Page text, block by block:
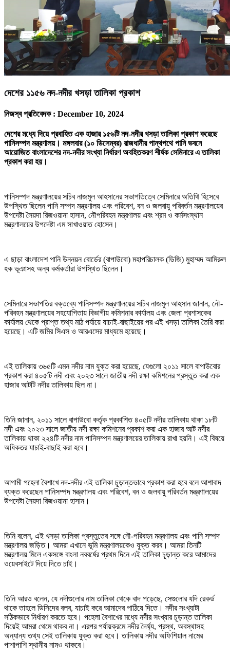
দেশের ১১৫৬ নদ-নদীর খসড়া তালিকা প্রকাশ
নিজস্ব প্রতিবেদক : December 10, 2024
দেশের মধ্যে দিয়ে প্রবাহিত এক হাজার ১৫৬টি নদ-নদীর খসড়া তালিকা প্রকাশ করেছে
পানিসম্পদ মন্ত্রণালয়। মঙ্গলবার (১০ ডিসেম্বর) রাজধানীর পান্থপথে পানি ভবনে
আয়োজিত বাংলাদেশের নদ-নদীর সংখ্যা নির্ধারণ অবহিতকরণ শীর্ষক সেমিনারে এ তালিকা
প্রকাশ করা হয়।
পানিসম্পদ মন্ত্রণালয়ের সচিব নাজমুল আহসানের সভাপতিত্বে সেমিনারে অতিথি হিসেবে
উপস্থিত ছিলেন পানি সম্পদ মন্ত্রণালয় এবং পরিবেশ, বন ও জলবায়ু পরিবর্তন মন্ত্রণালয়ের
উপদেষ্টা সৈয়দা রিজওয়ানা হাসান, নৌপরিবহন মন্ত্রণালয় এবং শ্রম ও কর্মসংস্থান
মন্ত্রণালয়ের উপদেষ্টা এম সাখাওয়াত হোসেন।
এ ছাড়া বাংলাদেশ পানি উন্নয়ন বোর্ডের (বাপাউবো) মহাপরিচালক (ডিজি) মুহাম্মদ আমিরুল
হক ভূঞাসহ অন্য কর্মকর্তারা উপস্থিত ছিলেন।
সেমিনারে সভাপতির বক্তব্যে পানিসম্পদ মন্ত্রণালয়ের সচিব নাজমুল আহসান জানান, নৌ-
পরিবহন মন্ত্রণালয়ের সহযোগিতায় বিভাগীয় কমিশনার কার্যালয় এবং জেলা প্রশাসকের
কার্যালয় থেকে প্রাপ্ত তথ্য মাঠ পর্যায়ে যাচাই-বাছাইয়ের পর এই খসড়া তালিকা তৈরি করা
হয়েছে। এটি জমির সিএস ও আরএসের মাধ্যমে হয়েছে।
এই তালিকায় ৩৬৫টি এমন নদীর নাম যুক্ত করা হয়েছে, যেগুলো ২০১১ সালে বাপাউবোর
প্রকাশ করা ৪০৫টি নদী এবং ২০২৩ সালে জাতীয় নদী রক্ষা কমিশনের প্রস্তুত করা এক
হাজার আটটি নদীর তালিকায় ছিল না।
তিনি জানান, ২০১১ সালে বাপাউবো কর্তৃক প্রকাশিত ৪০৫টি নদীর তালিকায় থাকা ১৮টি
নদী এবং ২০২৩ সালে জাতীয় নদী রক্ষা কমিশনের প্রকাশ করা এক হাজার আট নদীর
তালিকায় থাকা ২২৪টি নদীর নাম পানিসম্পদ মন্ত্রণালয়ের তালিকায় রাখা হয়নি। এই বিষয়ে
অধিকতর যাচাই-বাছাই করা হবে।
আগামী পহেলা বৈশাখে নদ-নদীর এই তালিকা চূড়ান্তভাবে প্রকাশ করা হবে বলে আশাবাদ
ব্যক্ত করেছেন পানিসম্পদ মন্ত্রণালয় এবং পরিবেশ, বন ও জলবায়ু পরিবর্তন মন্ত্রণালয়ের
উপদেষ্টা সৈয়দা রিজওয়ানা হাসান।
তিনি বলেন, এই খসড়া তালিকা প্রস্তুতের সঙ্গে নৌ-পরিবহন মন্ত্রণালয় এবং পানি সম্পদ
মন্ত্রণালয় জড়িত। আমরা এখানে ভূমি মন্ত্রণালয়কেও যুক্ত করব। আমরা তিনটি
মন্ত্রণালয় মিলে একসঙ্গে বাংলা নববর্ষের প্রথম দিনে এই তালিকা চূড়ান্ত করে আমাদের
ওয়েবসাইটে দিয়ে দিতে চাই।
তিনি আরও বলেন, যে নদীগুলোর নাম তালিকা থেকে বাদ পড়েছে, সেগুলোর যদি রেকর্ড
থাকে তাহলে ডিসিদের বলব, যাচাই করে আমাদের পাঠিয়ে দিতে। নদীর সংখ্যাটা
সঠিকভাবে নির্ধারণ করতে হবে। পহেলা বৈশাখের মধ্যে নদীর সংখ্যার চূড়ান্ত তালিকা
দিয়েই আমরা থেমে থাকব না। এরপর পর্যায়ক্রমে নদীর দৈর্ঘ্য, প্রস্থ, অবস্থাসহ
অন্যান্য তথ্য সেই তালিকায় যুক্ত করা হবে। তালিকায় নদীর অফিশিয়াল নামের
পাশাপাশি স্থানীয় নামও থাকবে।